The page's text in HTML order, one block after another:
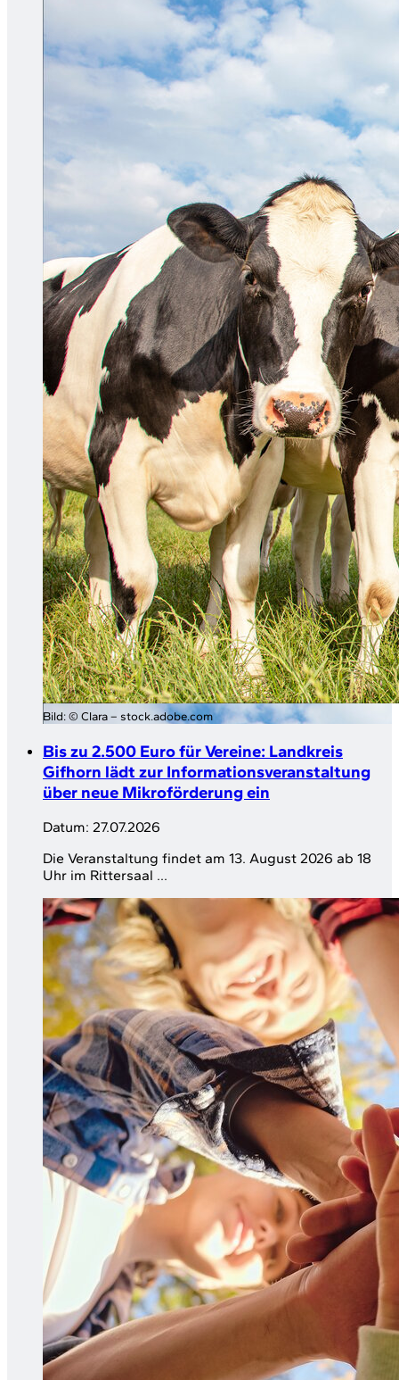
Bild:© Clara – stock.adobe.com
Bis zu 2.500 Euro für Vereine: Landkreis
Gifhorn lädt zur Informationsveranstaltung
über neue Mikroförderung ein
Datum: 27.07.2026
Die Veranstaltung findet am 13. August 2026 ab 18
Uhr im Rittersaal ...